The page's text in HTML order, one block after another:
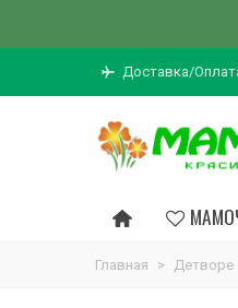
Доставка/
Главная > Детворе